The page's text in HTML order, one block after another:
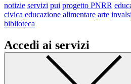
notizie servizi pui progetto PNRR
civica educazione alimentare arte invalsi
biblioteca
Accedi ai servizi